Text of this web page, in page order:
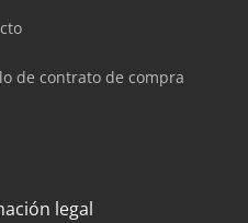
de contrato de compra
legal